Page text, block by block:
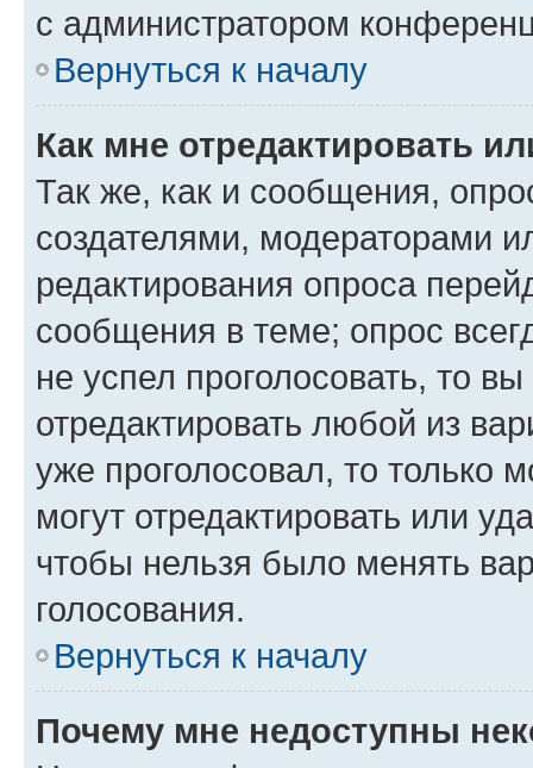
с администратором
Вернуться к началу
Как мне отредактировать
Так же, как и сообщения,
создателями, модераторами
редактирования опроса
сообщения в теме; опрос
не успел проголосовать, то
отредактировать любой из
уже проголосовал, то только
могут отредактировать или
чтобы нельзя было менять
голосования.
Вернуться к началу
Почему мне недоступны